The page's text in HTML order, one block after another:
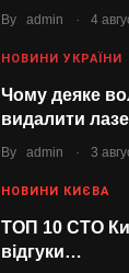
By admin . 4
НОВИНИ УКРАЇНИ
Чому деяке
видалити
By admin . 3
НОВИНИ КИЄВА
ТОП 10 СТО
відгуки…